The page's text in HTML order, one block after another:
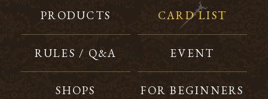
PRODUCTS CARD LIST
RULES / Q&A EVENT
SHOPS FOR BEGINNERS